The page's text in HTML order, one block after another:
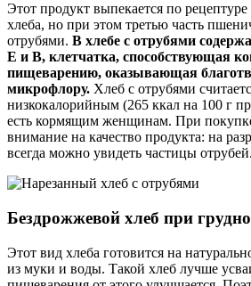
Этот продукт выпекается по
хлеба, но при этом третью часть
отрубями. В хлебе с отрубями
Е и В, клетчатка, способствующая
пищеварению, оказывающая
микрофлору. Хлеб с отрубями
низкокалорийным (265 ккал на 100 г
есть кормящим женщинам. При
внимание на качество продукта: на
всегда можно увидеть частицы отрубей.
Бездрожжевой хлеб при
Этот вид хлеба готовится на
из муки и воды. Такой хлеб лучше